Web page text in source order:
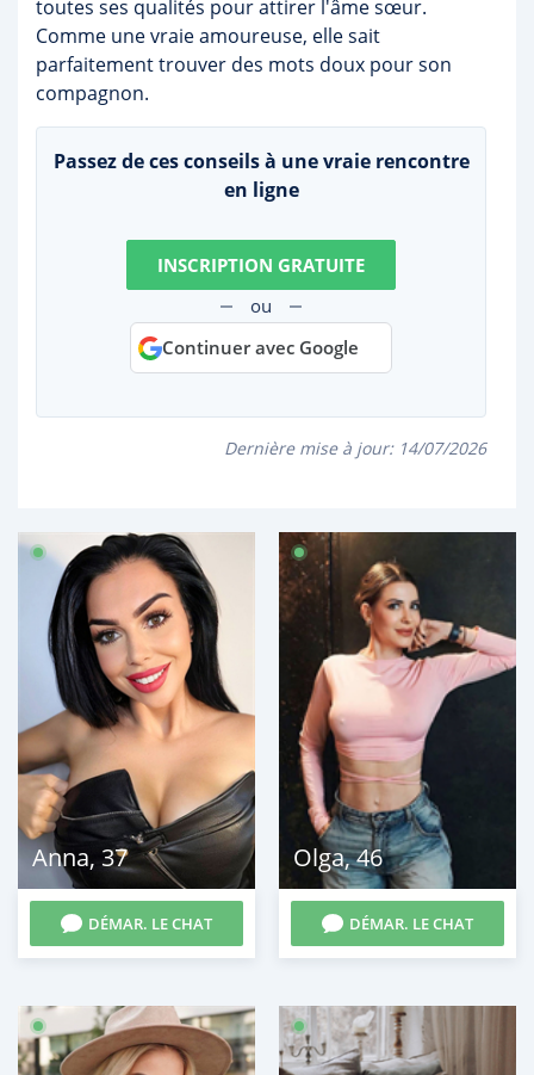
toutes ses qualités pour attirer l'âme sœur.
Comme une vraie amoureuse, elle sait
parfaitement trouver des mots doux pour son
compagnon.
Passez de ces conseils à une vraie rencontre
en ligne
INSCRIPTION GRATUITE
ou
Continuer avec Google
Dernière mise à jour: 14/07/2026
Anna, 37
DÉMAR. LE CHAT
Olga,46
DÉMAR. LE CHAT